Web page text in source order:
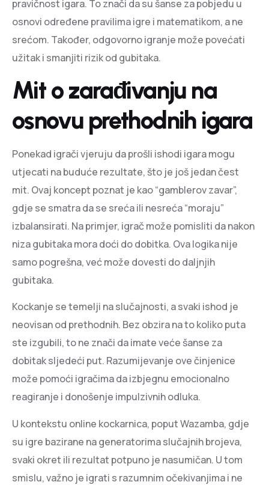
pravičnost igara. To znači da su šanse za pobjedu u
osnovi određene pravilima igre i matematikom, a ne
srećom. Također, odgovorno igranje može povećati
užitak i smanjiti rizik od gubitaka.
Mit o zarađivanju na
osnovu prethodnih igara
Ponekad igrači vjeruju da prošli ishodi igara mogu
utjecati na buduće rezultate, što je još jedan čest
mit. Ovaj koncept poznat je kao “gamblerov zavar”,
gdje se smatra da se sreća ili nesreća “moraju”
izbalansirati. Na primjer, igrač može pomisliti da nakon
niza gubitaka mora doći do dobitka. Ova logika nije
samo pogrešna, već može dovesti do daljnjih
gubitaka.
Kockanje se temelji na slučajnosti, a svaki ishod je
neovisan od prethodnih. Bez obzira na to koliko puta
ste izgubili, to ne znači da imate veće šanse za
dobitak sljedeći put. Razumijevanje ove činjenice
može pomoći igračima da izbjegnu emocionalno
reagiranje i donošenje impulzivnih odluka.
U kontekstu online kockarnica, poput Wazamba, gdje
su igre bazirane na generatorima slučajnih brojeva,
svaki okret ili rezultat potpuno je nasumičan. U tom
smislu, važno je igrati s razumnim očekivanjima i ne